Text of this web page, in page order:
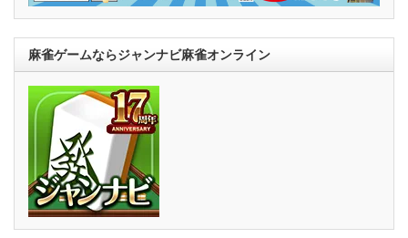
麻雀ゲームならジャンナビ麻雀オンライン